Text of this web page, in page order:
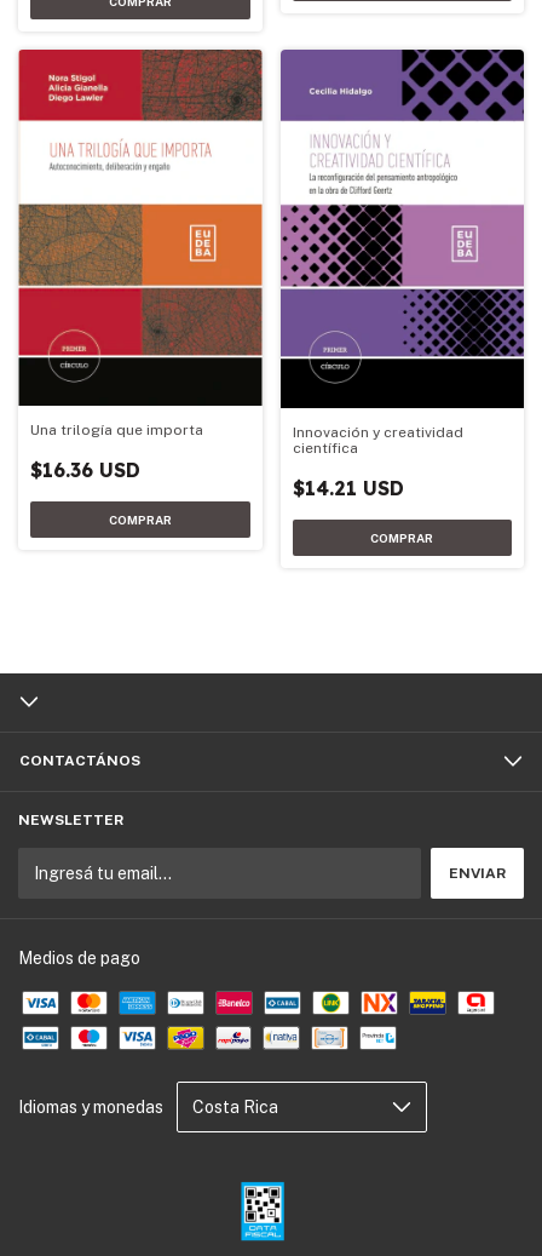
Una trilogía que importa
$16.36 USD
Innovación y creatividad
científica
$14.21 USD
CONTACTÁNOS
NEWSLETTER
Medios de pago
Idiomas y monedas